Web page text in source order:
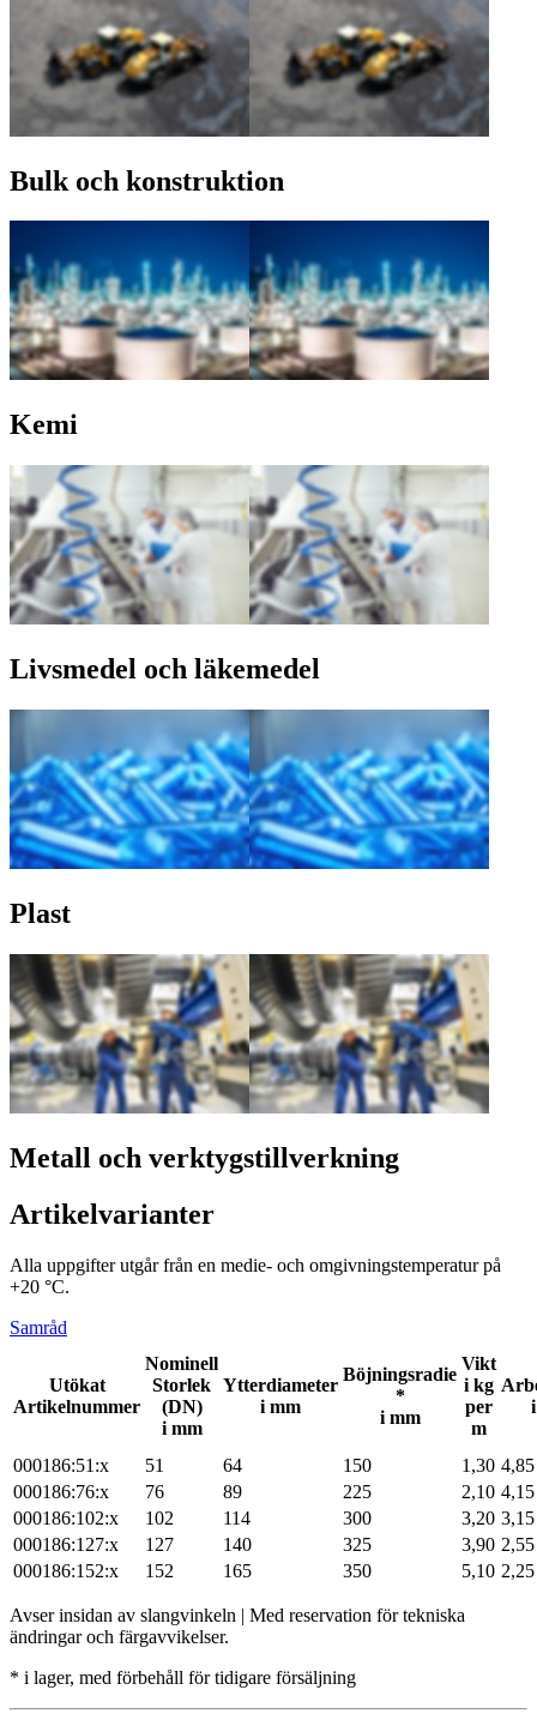
Bulk och konstruktion
Kemi
Livsmedel och läkemedel
Plast
Metall och verktygstillverkning
Artikelvarianter
Alla uppgifter utgår från en medie- och omgivningstemperatur på
+20 °C.
Samråd
Utökat
Artikelnummer
Nominell
Storlek
(DN)
i mm
Ytterdiameter
i mm
Böjningsradie
*
i mm
Vikt
i kg
per
m
000186:51:x 51 64 150 1,30 4,85
000186:76:x
76 89 225 2,10 4,15
000186:102:x
102 114 300 3,20 3,15
000186:127:x
127 140 325 3,90 2,55
000186:152:x
152 165 350 5,10 2,25
Avser insidan av slangvinkeln | Med reservation för tekniska
ändringar och färgavvikelser.
* i lager, med förbehåll för tidigare försäljning